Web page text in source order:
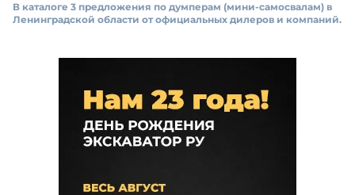
В каталоге 3 предложения по думперам (мини-самосвалам) в
Ленинградской области от официальных дилеров и компаний.